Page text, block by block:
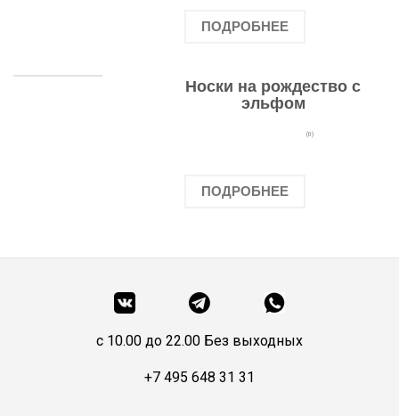
ПОДРОБНЕЕ
Носки на рождество с
эльфом
(0)
ПОДРОБНЕЕ
c 10.00 до 22.00 Без выходных
+7 495 648 31 31